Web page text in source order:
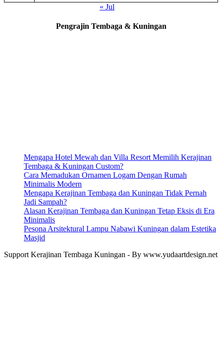
« Jul
Pengrajin Tembaga & Kuningan
Mengapa Hotel Mewah dan Villa Resort Memilih Kerajinan
Tembaga & Kuningan Custom?
Cara Memadukan Ornamen Logam Dengan Rumah
Minimalis Modern
Mengapa Kerajinan Tembaga dan Kuningan Tidak Pernah
Jadi Sampah?
Alasan Kerajinan Tembaga dan Kuningan Tetap Eksis di Era
Minimalis
Pesona Arsitektural Lampu Nabawi Kuningan dalam Estetika
Masjid
Support Kerajinan Tembaga Kuningan - By www.yudaartdesign.net